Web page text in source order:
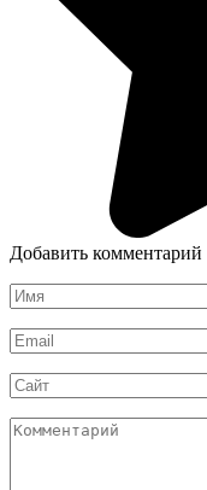
Добавить комментарий
Имя
*
Email
*
Сайт
Комментарий